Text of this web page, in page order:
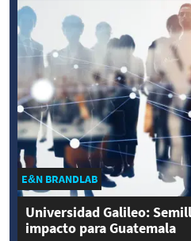
E&N BRANDLAB
Universidad Galileo:
impacto para Guatemala